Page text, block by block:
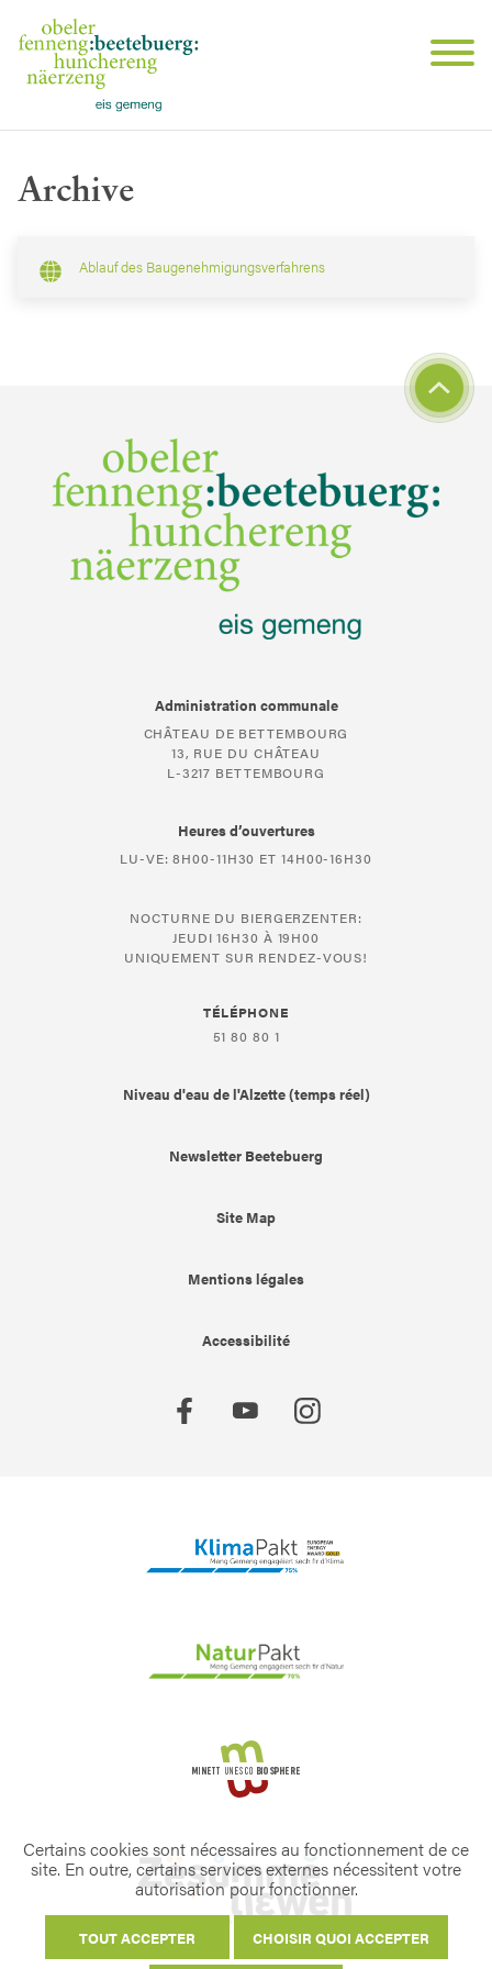
Archive
Ablauf des Baugenehmigungsverfahrens
Administration communale
CHÂTEAU DE BETTEMBOURG
13, RUE DU CHÂTEAU
L-3217 BETTEMBOURG
Heures d’ouvertures
LU-VE: 8H00-11H30 ET 14H00-16H30
NOCTURNE DU BIERGERZENTER:
JEUDI 16H30 À 19H00
UNIQUEMENT SUR RENDEZ-VOUS!
TÉLÉPHONE
51 80 80 1
Niveau d'eau de l'Alzette (temps réel)
Newsletter Beetebuerg
Site Map
Mentions légales
Accessibilité
Certains cookies sont nécessaires au fonctionnement de ce
site. En outre, certains services externes nécessitent votre
autorisation pour fonctionner.
TOUT ACCEPTER CHOISIR QUOI ACCEPTER